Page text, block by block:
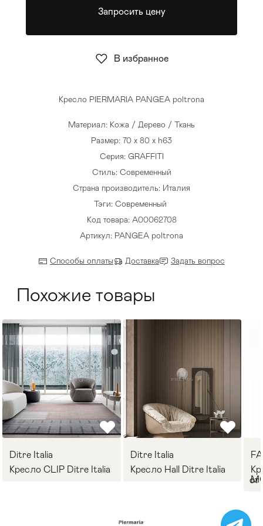
Кресло PIERMARIA PANGEA poltrona
Материал: Кожа / Дерево / Ткань
Размер: 70 x 80 x h63
Серия: GRAFFITI
Стиль: Современный
Страна производитель: Италия
Тэги: Современный
Код товара: A00062708
Артикул: PANGEA poltrona
Способы оплаты Доставка Задать вопрос
Запросить цену
В избранное
Похожие товары
Ditre Italia
Кресло CLIP Ditre Italia
Ditre Italia
Кресло Hall Ditre Italia
от